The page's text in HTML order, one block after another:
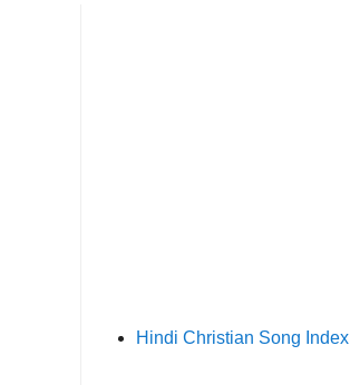
Hindi Christian Song Index